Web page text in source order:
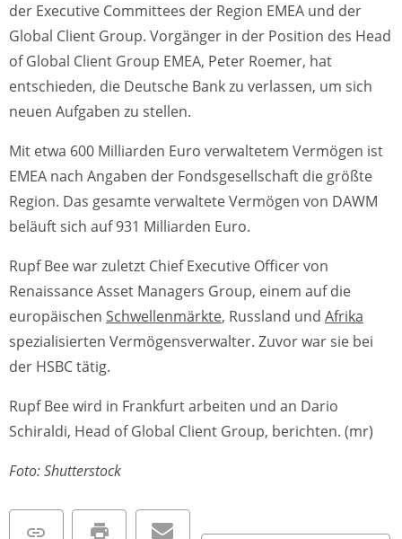
der Executive Committees der Region EMEA und der
Global Client Group. Vorgänger in der Position des Head
of Global Client Group EMEA, Peter Roemer, hat
entschieden, die Deutsche Bank zu verlassen, um sich
neuen Aufgaben zu stellen.
Mit etwa 600 Milliarden Euro verwaltetem Vermögen ist
EMEA nach Angaben der Fondsgesellschaft die größte
Region. Das gesamte verwaltete Vermögen von DAWM
beläuft sich auf 931 Milliarden Euro.
Rupf Bee war zuletzt Chief Executive Officer von
Renaissance Asset Managers Group, einem auf die
europäischen Schwellenmärkte, Russland und Afrika
spezialisierten Vermögensverwalter. Zuvor war sie bei
der HSBC tätig.
Rupf Bee wird in Frankfurt arbeiten und an Dario
Schiraldi, Head of Global Client Group, berichten. (mr)
Foto: Shutterstock